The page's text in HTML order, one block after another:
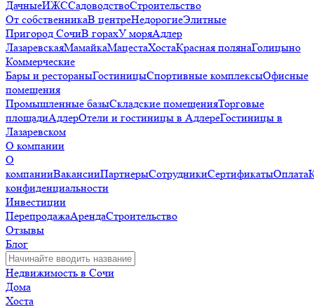
ДачныеИЖССадоводствоСтроительство
От собственникаВ центреНедорогиеЭлитные
Пригород СочиВ горахУ моряАдлер
ЛазаревскаяМамайкаМацестаХостаКрасная полянаГолицыно
Коммерческие
Бары и рестораныГостиницыСпортивные комплексыОфисные
помещения
Промышленные базыСкладские помещенияТорговые
площадиАдлерОтели и гостиницы в АдлереГостиницы в
Лазаревском
О компании
О
компанииВакансииПартнерыСотрудникиСертификатыОплата
конфиденциальности
Инвестиции
ПерепродажаАрендаСтроительство
Отзывы
Блог
Недвижимость в Сочи
Дома
Хоста